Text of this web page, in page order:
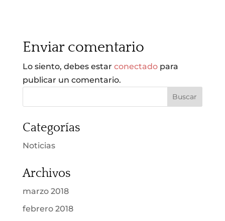
Enviar comentario
Lo siento, debes estar conectadopara
publicar un comentario.
Categorías
Noticias
Archivos
marzo 2018
febrero 2018